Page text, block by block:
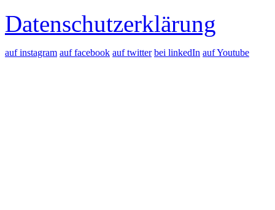
Datenschutzerklärung
auf instagram auf facebook auf twitter bei linkedIn auf Youtube